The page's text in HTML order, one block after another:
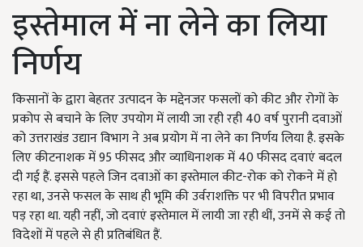
इस्तेमाल में ना लेने का लिया
निर्णय
किसानों के द्वारा बेहतर उत्पादन के मद्देनजर फसलों को कीट और रोगों के
प्रकोप से बचाने के लिए उपयोग में लायी जा रही रही 40 वर्ष पुरानी दवाओं
को उत्तराखंड उद्यान विभाग ने अब प्रयोग में ना लेने का निर्णय लिया है. इसके
लिए कीटनाशक में 95 फीसद और व्याधिनाशक में 40 फीसद दवाएं बदल
दी गई हैं. इससे पहले जिन दवाओं का इस्तेमाल कीट-रोक को रोकने में हो
रहा था, उनसे फसल के साथ ही भूमि की उर्वराशक्ति पर भी विपरीत प्रभाव
पड़ रहा था. यही नहीं, जो दवाएं इस्तेमाल में लायी जा रही थीं, उनमें से कई तो
विदेशों में पहले से ही प्रतिबंधित हैं.